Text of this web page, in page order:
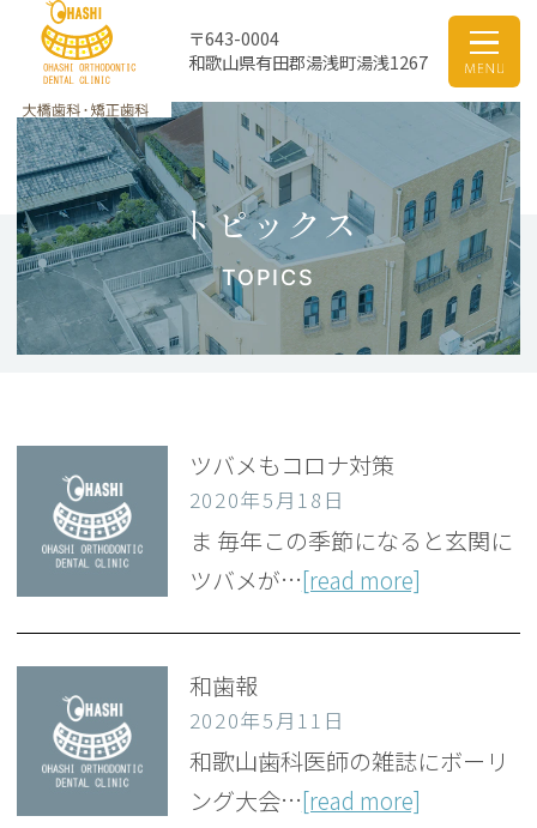
〒643-0004
和歌山県有田郡湯浅町湯浅1267
トピックス
TOPICS
ツバメもコロナ対策
2020年5月18日
ま 毎年この季節になると玄関に
ツバメが…[read more]
和歯報
2020年5月11日
和歌山歯科医師の雑誌にボーリ
ング大会…[read more]